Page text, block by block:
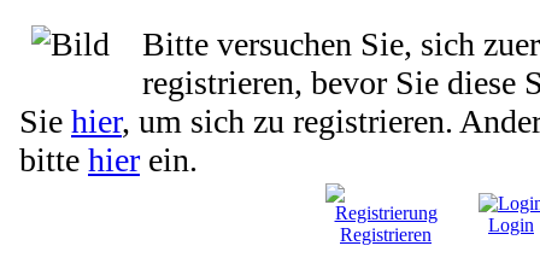
Bitte versuchen Sie, sich
registrieren, bevor Sie diese
Sie hier, um sich zu registrieren.
bitte hier ein.
Registrieren Login